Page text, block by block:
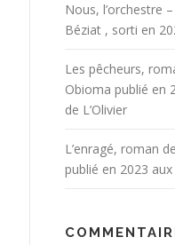
Nous, l’orchestre
Béziat , sorti en
Les pêcheurs,
Obioma publié en
de L’Olivier
L’enragé, roman
publié en 2023